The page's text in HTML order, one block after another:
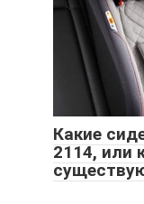
Какие
2114, или